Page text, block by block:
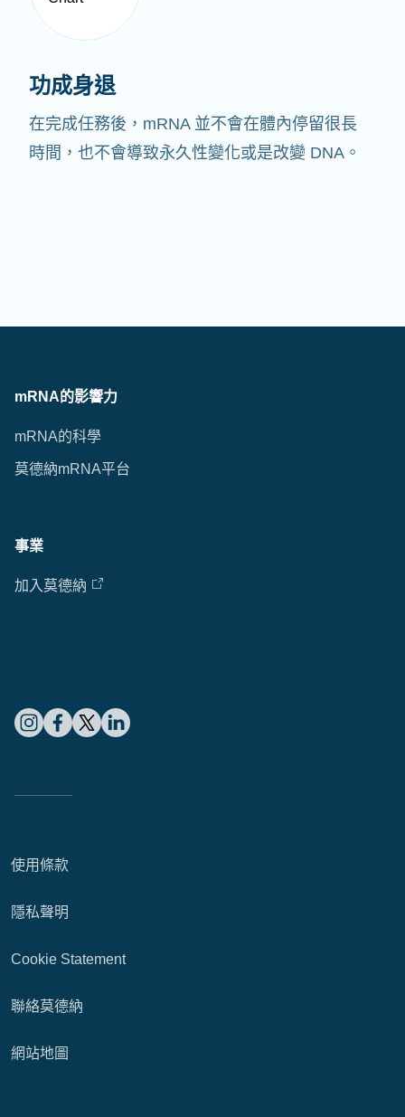
功成身退
在完成任務後，mRNA 並不會在體內停留很長
時間，也不會導致永久性變化或是改變 DNA。
mRNA的影響力
mRNA的科學
莫德納mRNA平台
事業
加入莫德納
使用條款
隱私聲明
Cookie Statement
聯絡莫德納
網站地圖